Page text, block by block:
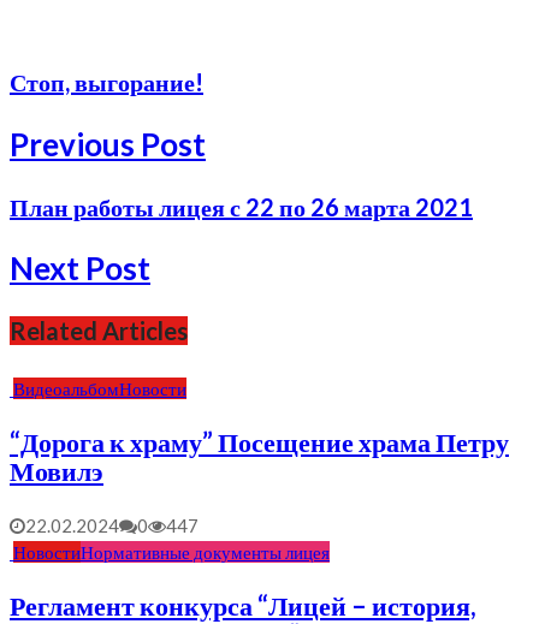
Стоп, выгорание!
Previous Post
План работы лицея с 22 по 26 марта 2021
Next Post
Related Articles
ВидеоальбомНовости
“Дорога к храму” Посещение храма Петру
Мовилэ
22.02.2024 0
447
НовостиНормативные документы лицея
Регламент конкурса “Лицей – история,